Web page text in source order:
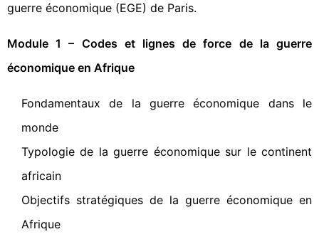
guerre économique (EGE) de Paris.
Module 1 – Codes et lignes de force de la guerre
économique en Afrique
Fondamentaux de la guerre économique dans le
monde
Typologie de la guerre économique sur le continent
africain
Objectifs stratégiques de la guerre économique en
Afrique